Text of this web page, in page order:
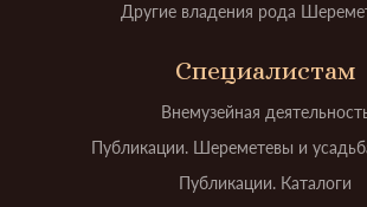
Другие владения рода
Специалистам
Внемузейная
Публикации. Шереметевы и
Публикации. Каталоги